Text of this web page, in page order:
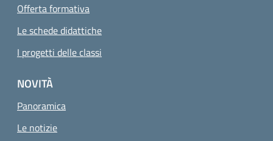
Offerta formativa
Le schede didattiche
I progetti delle classi
NOVITÀ
Panoramica
Le notizie